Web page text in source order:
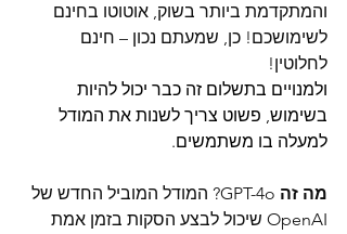
והמתקדמת ביותר בשוק, אוטוטו בחינם
לשימושכם! כן, שמעתם נכון – חינם
לחלוטין!
ולמנויים בתשלום זה כבר יכול להיות
בשימוש, פשוט צריך לשנות את המודל
למעלה בו משתמשים.
מה זה
GPT-4o? המודל המוביל החדש של
OpenAI שיכול לבצע הסקות בזמן אמת